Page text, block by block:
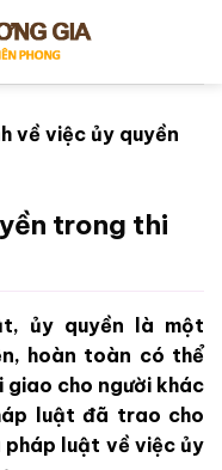
về việc ủy quyền
trong thi
ủy quyền là một
hoàn toàn có thể
giao cho người khác
luật đã trao cho
pháp luật về việc ủy